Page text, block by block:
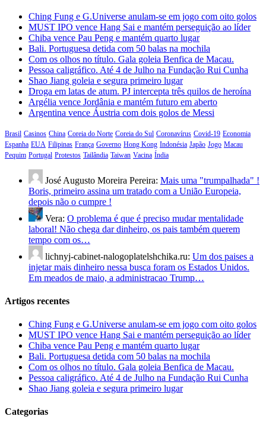
Ching Fung e G.Universe anulam-se em jogo com oito golos
MUST IPO vence Hang Sai e mantém perseguição ao líder
Chiba vence Pau Peng e mantém quarto lugar
Bali. Portuguesa detida com 50 balas na mochila
Com os olhos no título. Gala goleia Benfica de Macau.
Pessoa caligráfico. Até 4 de Julho na Fundação Rui Cunha
Shao Jiang goleia e segura primeiro lugar
Droga em latas de atum. PJ intercepta três quilos de heroína
Argélia vence Jordânia e mantém futuro em aberto
Argentina vence Áustria com dois golos de Messi
Brasil Casinos China Coreia do Norte Coreia do Sul Coronavírus Covid-19 Economia
Espanha EUA Filipinas França Governo Hong Kong Indonésia Japão Jogo Macau
Pequim Portugal Protestos Tailândia Taiwan Vacina Índia
José Augusto Moreira Pereira: Mais uma "trumpalhada" !
Boris, primeiro assina um tratado com a União Europeia,
depois não o cumpre !
Vera: O problema é que é preciso mudar mentalidade
laboral! Não chega dar dinheiro, os pais também querem
tempo com os…
lichnyj-cabinet-nalogoplatelshchika.ru: Um dos paises a
injetar mais dinheiro nessa busca foram os Estados Unidos.
Em meados de maio, a administracao Trump…
Artigos recentes
Ching Fung e G.Universe anulam-se em jogo com oito golos
MUST IPO vence Hang Sai e mantém perseguição ao líder
Chiba vence Pau Peng e mantém quarto lugar
Bali. Portuguesa detida com 50 balas na mochila
Com os olhos no título. Gala goleia Benfica de Macau.
Pessoa caligráfico. Até 4 de Julho na Fundação Rui Cunha
Shao Jiang goleia e segura primeiro lugar
Categorias